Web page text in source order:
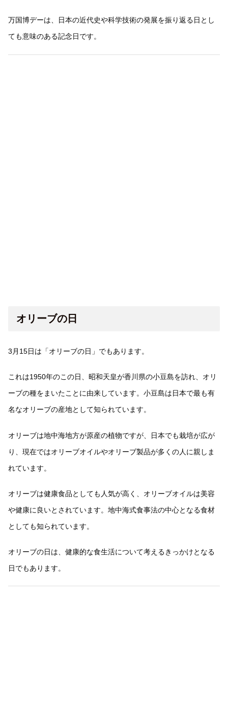
万国博デーは、日本の近代史や科学技術の発展を振り返る日とし
ても意味のある記念日です。
オリーブの日
3月15日は「オリーブの日」でもあります。
これは1950年のこの日、昭和天皇が香川県の小豆島を訪れ、オリ
ーブの種をまいたことに由来しています。小豆島は日本で最も有
名なオリーブの産地として知られています。
オリーブは地中海地方が原産の植物ですが、日本でも栽培が広が
り、現在ではオリーブオイルやオリーブ製品が多くの人に親しま
れています。
オリーブは健康食品としても人気が高く、オリーブオイルは美容
や健康に良いとされています。地中海式食事法の中心となる食材
としても知られています。
オリーブの日は、健康的な食生活について考えるきっかけとなる
日でもあります。